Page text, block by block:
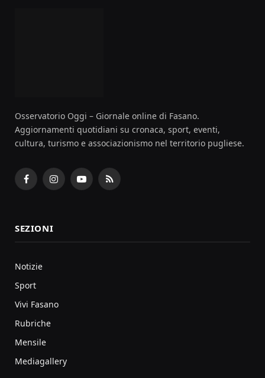
Osservatorio Oggi – Giornale online di Fasano.
Aggiornamenti quotidiani su cronaca, sport, eventi,
cultura, turismo e associazionismo nel territorio pugliese.
FacebookInstagramYouTubeRSS
SEZIONI
Notizie
Sport
Vivi Fasano
Rubriche
Mensile
Mediagallery